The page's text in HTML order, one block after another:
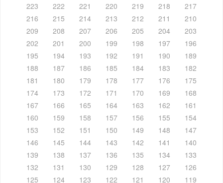
223
222 221 220 219 218
217
216
215 214 213 212 211
210
209
208 207 206 205 204
203
202
201 200 199 198 197
196
195
194 193 192 191 190
189
188
187 186 185 184 183
182
181
180 179 178 177 176
175
174
173 172 171 170 169
168
167
166 165 164 163 162
161
160
159 158 157 156 155
154
153
152 151 150 149 148
147
146
145 144 143 142 141
140
139
138 137 136 135 134
133
132
131 130 129 128 127
126
125
124 123 122 121 120 119